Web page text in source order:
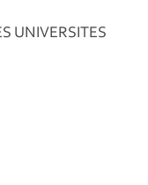
UNIVERSITES